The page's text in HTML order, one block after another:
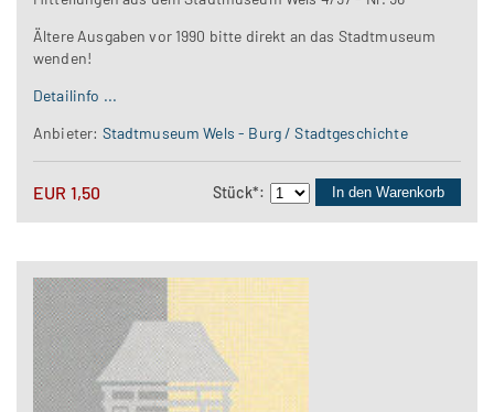
Ältere Ausgaben vor 1990 bitte direkt an das Stadtmuseum
wenden!
Detailinfo ...
Anbieter: Stadtmuseum Wels - Burg / Stadtgeschichte
EUR 1,50 Stück*: In den Warenkorb